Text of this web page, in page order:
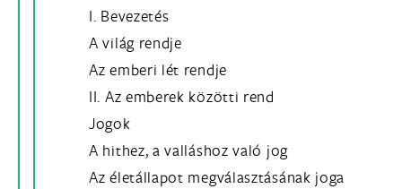
I. Bevezetés
A világ rendje
Az emberi lét rendje
II. Az emberek közötti rend
Jogok
A hithez, a valláshoz való jog
Az életállapot megválasztásának joga